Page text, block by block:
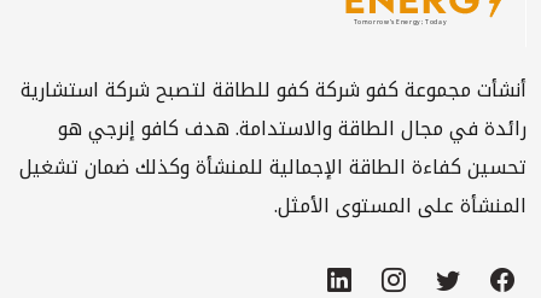
أنشأت مجموعة كفو شركة كفو للطاقة لتصبح شركة استشارية
رائدة في مجال الطاقة والاستدامة. هدف كافو إنرجي هو
تحسين كفاءة الطاقة الإجمالية للمنشأة وكذلك ضمان تشغيل
المنشأة على المستوى الأمثل.